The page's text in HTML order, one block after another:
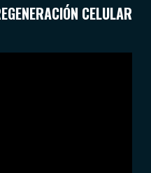
CELULAR